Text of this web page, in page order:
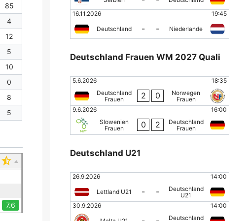
85
4
12
5
10
0
8
5
7.6
16.11.2026
19:45
Deutschland - - Niederlande
Deutschland Frauen WM 2027 Quali
5.6.2026
18:35
Deutschland
Frauen
2 0
Norwegen
Frauen
9.6.2026
16:00
Slowenien
Frauen
0 2
Deutschland
Frauen
Deutschland U21
26.9.2026 14:00
Lettland U21 - -
Deutschland
U21
30.9.2026
14:00
Deutschland